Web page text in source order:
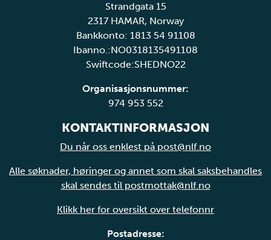
Strandgata 15
2317 HAMAR, Norway
Bankkonto: 1813 54 91108
Ibanno.:NO0318135491108
Swiftcode:SHEDNO22
Organisasjonsnummer:
974 953 552
KONTAKTINFORMASJON
Du når oss enklest på post@nlf.no
Alle søknader, høringer og annet som skal saksbehandles
skal sendes til postmottak@nlf.no
Klikk her for oversikt over telefonnr
Postadresse: